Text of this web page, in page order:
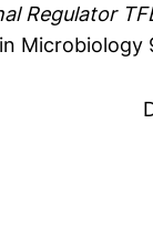
Regulator
Microbiology